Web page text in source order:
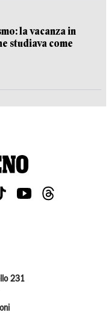
la vacanza in
studiava come
231